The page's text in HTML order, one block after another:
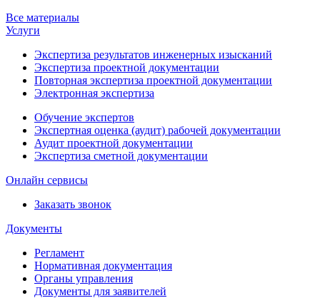
Все материалы
Услуги
Экспертиза результатов инженерных изысканий
Экспертиза проектной документации
Повторная экспертиза проектной документации
Электронная экспертиза
Обучение экспертов
Экспертная оценка (аудит) рабочей документации
Аудит проектной документации
Экспертиза сметной документации
Онлайн сервисы
Заказать звонок
Документы
Регламент
Нормативная документация
Органы управления
Документы для заявителей